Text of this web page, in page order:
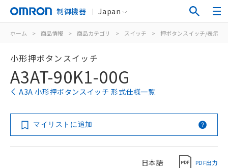
制御機器 Japan
ホーム > 商品情報 > 商品カテゴリ > スイッチ > 押ボタンスイッチ/表示灯
小形押ボタンスイッチ
A3AT-90K1-00G
A3A 小形押ボタンスイッチ 形式仕様一覧
マイリストに追加
日本語 PDF出力